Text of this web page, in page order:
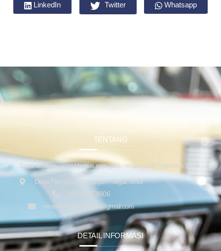
LinkedIn Twitter Whatsapp
TENTANG
Kami sedia layanan khusus saja, yaitu rental mobil Tegal plus driver.
Desa Panggung Kepanjen - Tegal Timur
082323878806
rentalmobiltegalsupir@gmail.com
DETAIL INFORMASI